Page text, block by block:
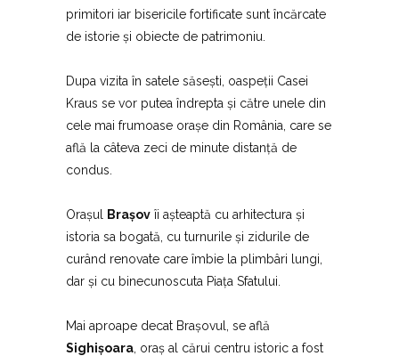
primitori iar bisericile fortificate sunt încărcate
de istorie și obiecte de patrimoniu.
Dupa vizita în satele săsești, oaspeții Casei
Kraus se vor putea îndrepta și către unele din
cele mai frumoase orașe din România, care se
află la câteva zeci de minute distanță de
condus.
Orașul Brașov îi așteaptă cu arhitectura și
istoria sa bogată, cu turnurile și zidurile de
curând renovate care îmbie la plimbâri lungi,
dar și cu binecunoscuta Piața Sfatului.
Mai aproape decat Brașovul, se află
Sighișoara , oraș al cărui centru istoric a fost